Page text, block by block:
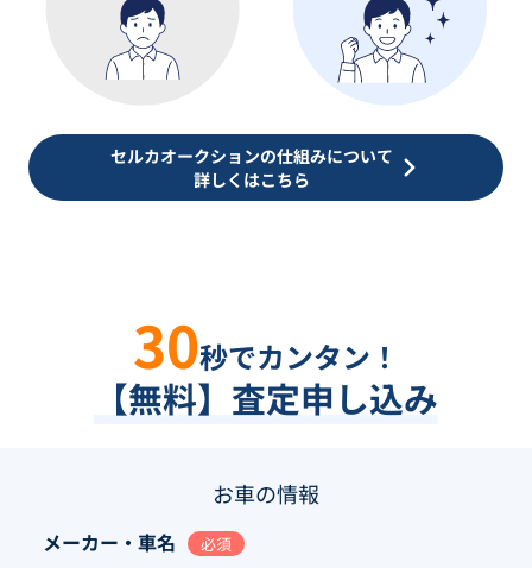
セルカオークションの仕組みについて
詳しくはこちら
30秒でカンタン！
【無料】査定申し込み
お車の情報
メーカー・車名 必須